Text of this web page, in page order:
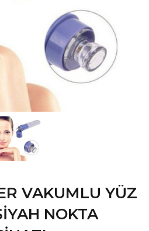
VAKUMLU YÜZ
NOKTA